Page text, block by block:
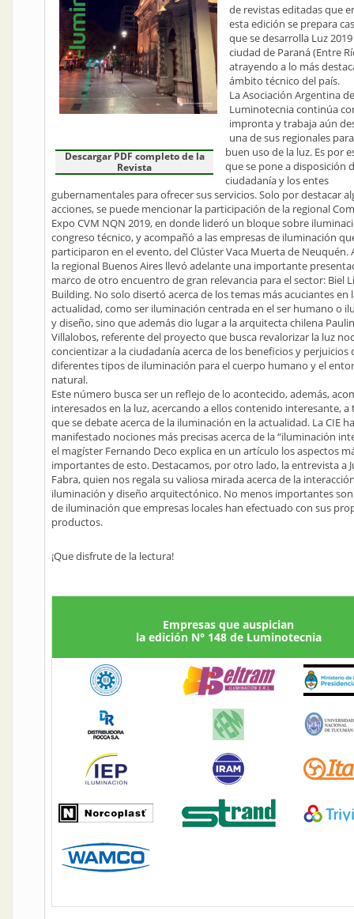
Descargar PDF completo de la
Revista
de revistas editadas que
esta edición se prepara
que se desarrolla Luz
ciudad de Paraná (Entre
atrayendo a lo más
ámbito técnico del país.
La Asociación Argentina de
Luminotecnia continúa
impronta y trabaja aún
una de sus regionales
buen uso de la luz. Es por
que se pone a disposición
ciudadanía y los entes
gubernamentales para ofrecer sus servicios. Solo por destacar
acciones, se puede mencionar la participación de la regional
Expo CVM NQN 2019, en donde lideró un bloque sobre
congreso técnico, y acompañó a las empresas de iluminación
participaron en el evento, del Clúster Vaca Muerta de Neuquén.
la regional Buenos Aires llevó adelante una importante
marco de otro encuentro de gran relevancia para el sector: Biel
Building. No solo disertó acerca de los temas más acuciantes en
actualidad, como ser iluminación centrada en el ser humano o
y diseño, sino que además dio lugar a la arquitecta chilena
Villalobos, referente del proyecto que busca revalorizar la luz
concientizar a la ciudadanía acerca de los beneficios y perjuicios
diferentes tipos de iluminación para el cuerpo humano y el
natural.
Este número busca ser un reflejo de lo acontecido, además,
interesados en la luz, acercando a ellos contenido interesante,
que se debate acerca de la iluminación en la actualidad. La CIE ha
manifestado nociones más precisas acerca de la “iluminación
el magíster Fernando Deco explica en un artículo los aspectos
importantes de esto. Destacamos, por otro lado, la entrevista a
Fabra, quien nos regala su valiosa mirada acerca de la
iluminación y diseño arquitectónico. No menos importantes
de iluminación que empresas locales han efectuado con sus
productos.
¡Que disfrute de la lectura!
Empresas que auspician
la edición N° 148 de Luminotecnia